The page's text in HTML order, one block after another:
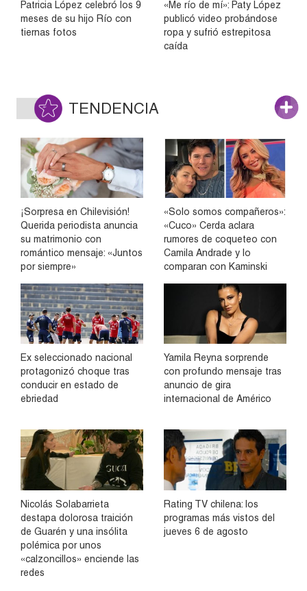
Patricia López celebró los 9
meses de su hijo Río con
tiernas fotos
«Me río de mí»: Paty López
publicó video probándose
ropa y sufrió estrepitosa
caída
TENDENCIA
¡Sorpresa en Chilevisión!
Querida periodista anuncia
su matrimonio con
romántico mensaje: «Juntos
por siempre»
«Solo somos compañeros»:
«Cuco» Cerda aclara
rumores de coqueteo con
Camila Andrade y lo
comparan con Kaminski
Ex seleccionado nacional
protagonizó choque tras
conducir en estado de
ebriedad
Yamila Reyna sorprende
con profundo mensaje tras
anuncio de gira
internacional de Américo
Nicolás Solabarrieta
destapa dolorosa traición
de Guarén y una insólita
polémica por unos
«calzoncillos» enciende las
redes
Rating TV chilena: los
programas más vistos del
jueves 6 de agosto